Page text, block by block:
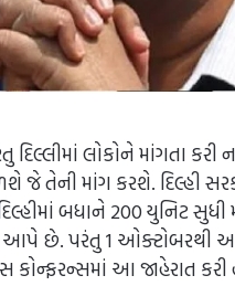
દિલ્લીમાં લોકોને માંગતા
જે તેની માંગ કરશે. દિલ્હી
દિલ્હીમાં બધાને 200
આપે છે. પરંતુ 1 ઓક્ટોબરથી
કોન્ફરન્સમાં આ જાહેરાત કરી